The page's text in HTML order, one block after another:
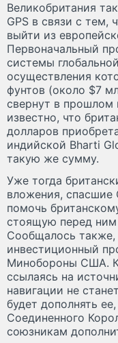
Великобритания
GPS в связи с тем,
выйти из
Первоначальный
системы
осуществления
фунтов (около $7
свернут в прошлом
известно, что
долларов
индийской Bharti
такую же сумму.
Уже тогда
вложения, спасшие
помочь
стоящую перед ним
Сообщалось также,
инвестиционный
Минобороны США.
ссылаясь на
навигации не
будет дополнять
Соединенного
союзникам